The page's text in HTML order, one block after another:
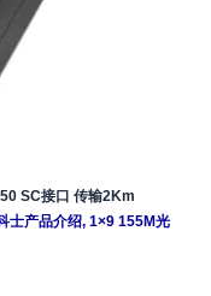
SC接口 传输2Km
士产品介绍, 1×9 155M光